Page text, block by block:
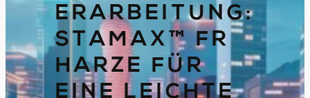
ERARBEITUNG:
STAMAX™ FR
HARZE FÜR
EINE LEICHTE